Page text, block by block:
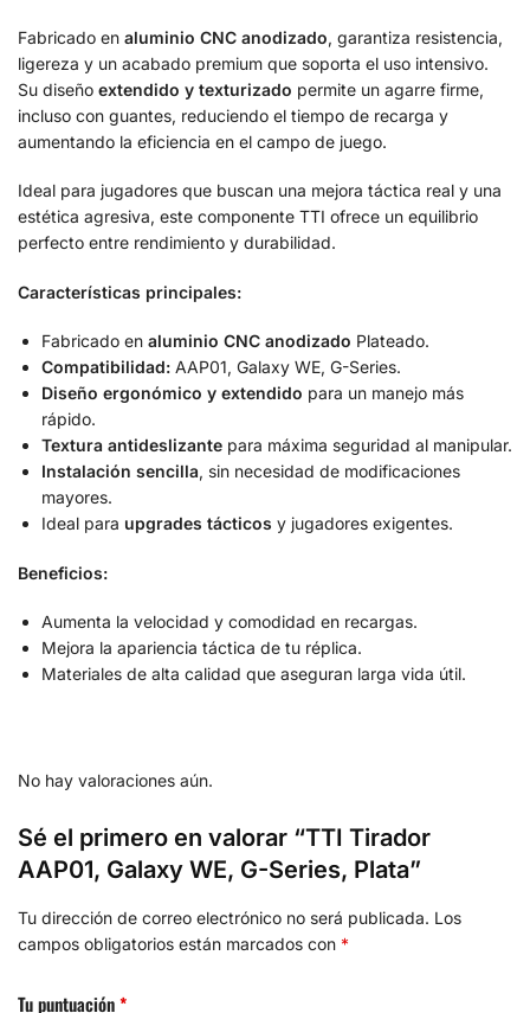
Fabricado en aluminio CNC anodizado, garantiza resistencia,
ligereza y un acabado premium que soporta el uso intensivo.
Su diseño extendido y texturizado permite un agarre firme,
incluso con guantes, reduciendo el tiempo de recarga y
aumentando la eficiencia en el campo de juego.
Ideal para jugadores que buscan una mejora táctica real y una
estética agresiva, este componente TTI ofrece un equilibrio
perfecto entre rendimiento y durabilidad.
Características principales:
Fabricado en aluminio CNC anodizado Plateado.
Compatibilidad: AAP01, Galaxy WE, G-Series.
Diseño ergonómico y extendido para un manejo más
rápido.
Textura antideslizante para máxima seguridad al manipular.
Instalación sencilla, sin necesidad de modificaciones
mayores.
Ideal para upgrades tácticos y jugadores exigentes.
Beneficios:
Aumenta la velocidad y comodidad en recargas.
Mejora la apariencia táctica de tu réplica.
Materiales de alta calidad que aseguran larga vida útil.
No hay valoraciones aún.
Sé el primero en valorar “TTI Tirador
AAP01, Galaxy WE, G-Series, Plata”
Tu dirección de correo electrónico no será publicada. Los
campos obligatorios están marcados con *
Tu puntuación*